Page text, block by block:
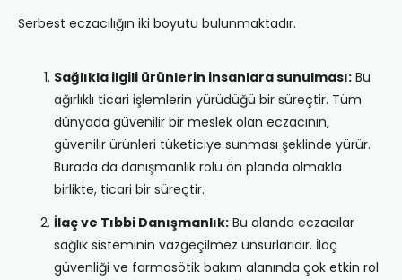
Serbest eczacılığın iki boyutu bulunmaktadır.
Sağlıkla ilgili ürünlerin insanlara sunulması: Bu
ağırlıklı ticari işlemlerin yürüdüğü bir süreçtir. Tüm
dünyada güvenilir bir meslek olan eczacının,
güvenilir ürünleri tüketiciye sunması şeklinde yürür.
Burada da danışmanlık rolü ön planda olmakla
birlikte, ticari bir süreçtir.
İlaç ve Tıbbi Danışmanlık: Bu alanda eczacılar
sağlık sisteminin vazgeçilmez unsurlarıdır. İlaç
güvenliği ve farmasötik bakım alanında çok etkin rol